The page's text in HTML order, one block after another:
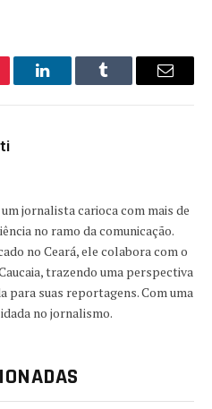
LinkedInTumblr Email
jornalista carioca com mais de
no ramo da comunicação.
no Ceará, ele colabora com o
trazendo uma perspectiva
para suas reportagens. Com uma
no jornalismo.